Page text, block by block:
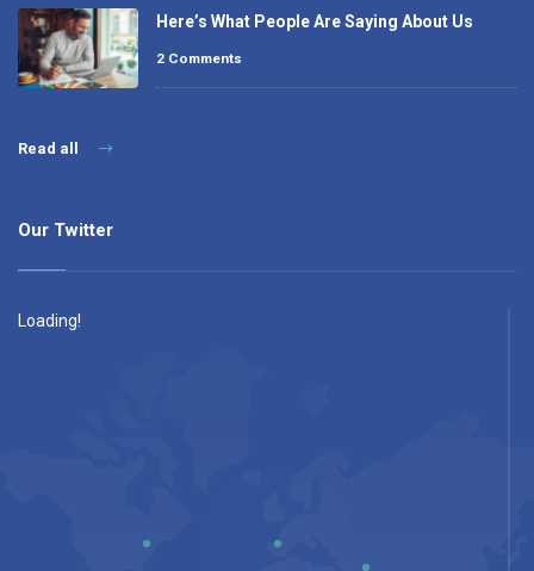
Here’s What People Are Saying About Us
2 Comments
Read all
Our Twitter
Loading!